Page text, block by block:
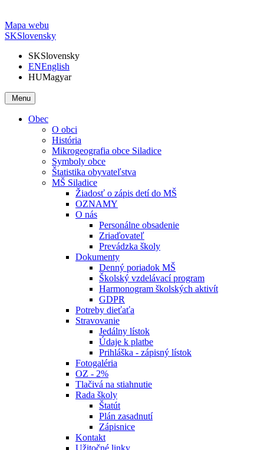
Mapa webu
SKSlovensky
SKSlovensky
ENEnglish
HUMagyar
Menu
Obec
O obci
História
Mikrogeografia obce Siladice
Symboly obce
Štatistika obyvateľstva
MŠ Siladice
Žiadosť o zápis detí do MŠ
OZNAMY
O nás
Personálne obsadenie
Zriaďovateľ
Prevádzka školy
Dokumenty
Denný poriadok MŠ
Školský vzdelávací program
Harmonogram školských aktivít
GDPR
Potreby dieťaťa
Stravovanie
Jedálny lístok
Údaje k platbe
Prihláška - zápisný lístok
Fotogaléria
OZ - 2%
Tlačivá na stiahnutie
Rada školy
Štatút
Plán zasadnutí
Zápisnice
Kontakt
Užitočné linky